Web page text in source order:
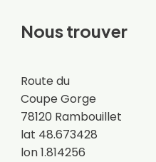
Nous trouver
Route du
Coupe Gorge
78120 Rambouillet
lat 48.673428
lon 1.814256